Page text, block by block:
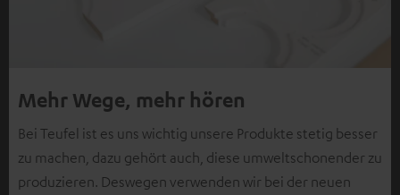
Mehr Wege, mehr hören
Bei Teufel ist es uns wichtig unsere Produkte stetig besser
zu machen, dazu gehört auch, diese umweltschonender zu
produzieren. Deswegen verwenden wir bei der neuen